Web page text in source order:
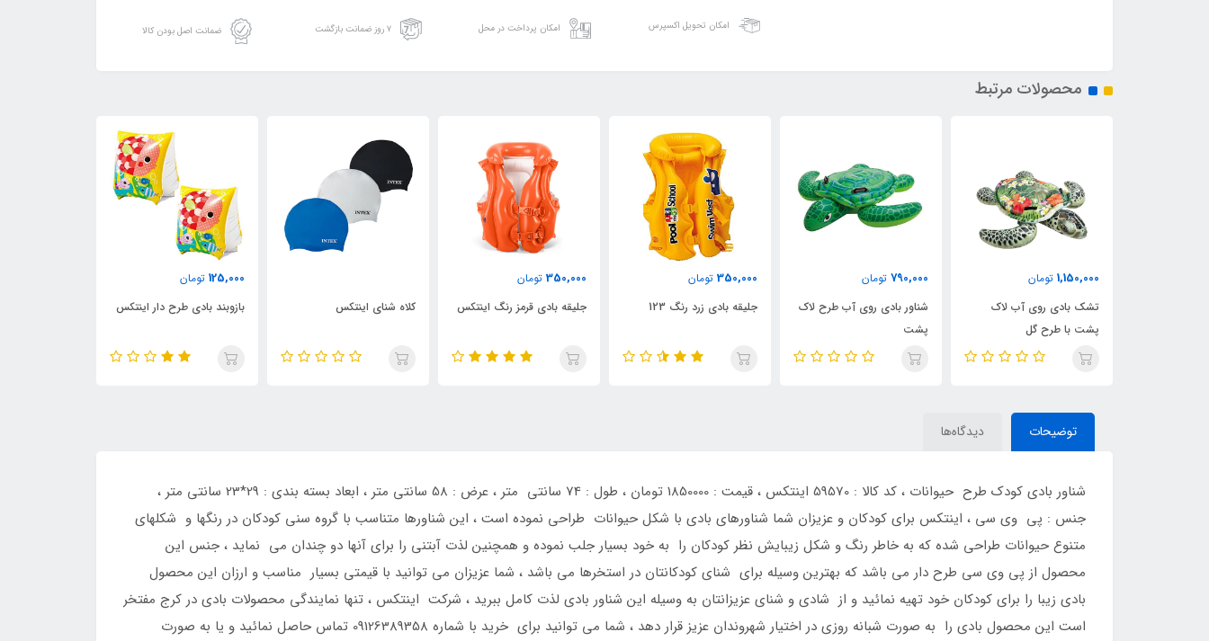
امکان تحویل اکسپرس امکان پرداخت در محل ۷ روز ضمانت بازگشت ضمانت اصل بودن کالا
محصولات مرتبط
790,000 تومان
شناور بادی روی آب طرح لاک
پشت
350,000 تومان
جلیقه بادی زرد رنگ 123
350,000 تومان
جلیقه بادی قرمز رنگ اینتکس
کلاه شنای اینتکس
بازوبند بادی طرح دار اینتکس
149,000 تومان
بازو بند بادی اینتکس
توضیحات دیدگاه‌ها
شناور بادی کودک طرح حیوانات ، کد کالا : 59570 اینتکس ، قیمت : 1850000 تومان ، طول : 74 سانتی متر ، عرض : 58 سانتی متر ، ابعاد بسته بندی : 29*23 سانتی متر ،
جنس : پی وی سی ، اینتکس برای کودکان و عزیزان شما شناورهای بادی با شکل حیوانات طراحی نموده است ، این شناورها متناسب با گروه سنی کودکان در رنگها و شکلهای
متنوع حیوانات طراحی شده که به خاطر رنگ و شکل زیبایش نظر کودکان را به خود بسیار جلب نموده و همچنین لذت آبتنی را برای آنها دو چندان می نماید ، جنس این
محصول از پی وی سی طرح دار می باشد که بهترین وسیله برای شنای کودکانتان در استخرها می باشد ، شما عزیزان می توانید با قیمتی بسیار مناسب و ارزان این محصول
بادی زیبا را برای کودکان خود تهیه نمائید و از شادی و شنای عزیزانتان به وسیله این شناور بادی لذت کامل ببرید ، شرکت اینتکس ، تنها نمایندگی محصولات بادی در کرج مفتخر
است این محصول بادی را به صورت شبانه روزی در اختیار شهروندان عزیز قرار دهد ، شما می توانید برای خرید با شماره 09126389358 تماس حاصل نمائید و یا به صورت